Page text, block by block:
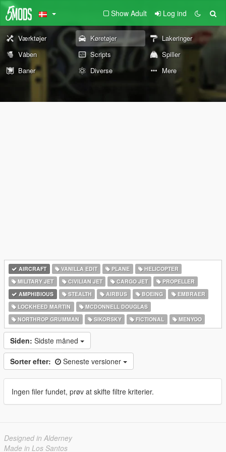
Show Adult Log ind
Værktøjer Køretøjer
Lakeringer
Våben
Scripts
Spiller
Baner
Diverse Mere
AIRCRAFT VANILLA EDIT PLANE
HELICOPTER
MILITARY JET
CIVILIAN JET CARGO JET
PROPELLER
AMPHIBIOUS
STEALTH AIRBUS BOEING
EMBRAER
LOCKHEED MARTIN
MCDONNELL DOUGLAS
NORTHROP GRUMMAN
SIKORSKY FICTIONAL MENYOO
Siden: Sidste måned
Sorter efter: Seneste versioner
Ingen filer fundet, prøv at skifte filtre kriterier.
Designed in Alderney
Made in Los Santos